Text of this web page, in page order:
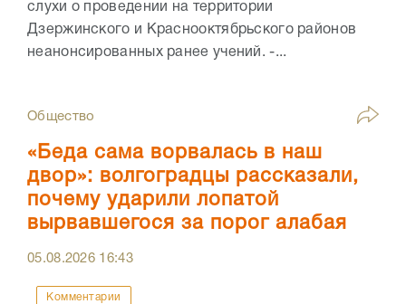
слухи о проведении на территории
Дзержинского и Краснооктябрьского районов
неанонсированных ранее учений. -...
Общество
«Беда сама ворвалась в наш
двор»: волгоградцы рассказали,
почему ударили лопатой
вырвавшегося за порог алабая
05.08.2026 16:43
Комментарии